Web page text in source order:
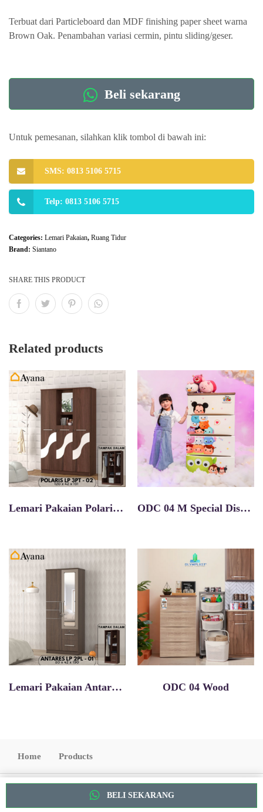
Terbuat dari Particleboard dan MDF finishing paper sheet warna
Brown Oak. Penambahan variasi cermin, pintu sliding/geser.
BELI SEKARANG
Beli sekarang
Untuk pemesanan, silahkan klik tombol di bawah ini:
SMS: 0813 5106 5715
Telp: 0813 5106 5715
Categories: Lemari Pakaian, Ruang Tidur
Brand: Siantano
SHARE THIS PRODUCT
Related products
Lemari Pakaian Polaris Lp 3pt 02 ODC 04 M Special Disney Tsum Tsum
Lemari Pakaian Antares Lp 2pl 01 ODC 04 Wood
Home Products
Copyright 2022. All Rights Reserved